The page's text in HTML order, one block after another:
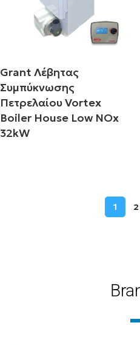
Grant Λέβητας
Συμπύκνωσης
Πετρελαίου Vortex
Boiler House Low NOx
32kW
1 2